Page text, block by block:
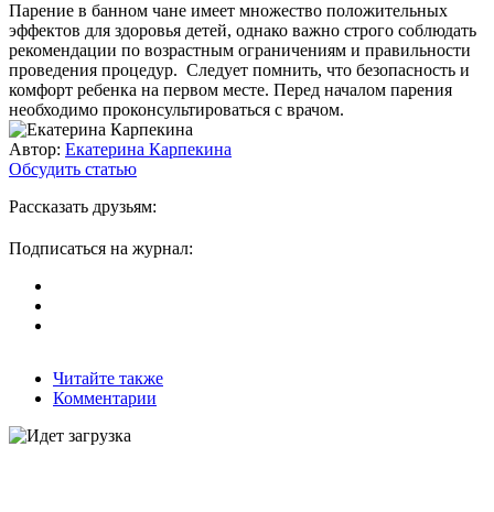
Парение в банном чане имеет множество положительных
эффектов для здоровья детей, однако важно строго соблюдать
рекомендации по возрастным ограничениям и правильности
проведения процедур. Следует помнить, что безопасность и
комфорт ребенка на первом месте. Перед началом парения
необходимо проконсультироваться с врачом.
Автор: Екатерина Карпекина
Обсудить статью
Рассказать друзьям:
Подписаться на журнал:
Читайте также
Комментарии